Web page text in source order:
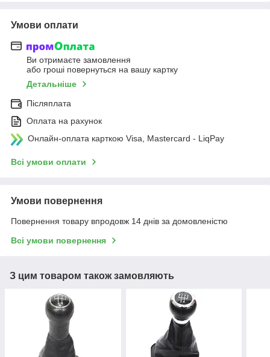
Умови оплати
Ви отримаєте замовлення
або гроші повернуться на вашу картку
Детальніше
Післяплата
Оплата на рахунок
Онлайн-оплата карткою Visa, Mastercard - LiqPay
Всі умови оплати
Умови повернення
Повернення товару впродовж 14 днів за домовленістю
Всі умови повернення
З цим товаром також замовляють